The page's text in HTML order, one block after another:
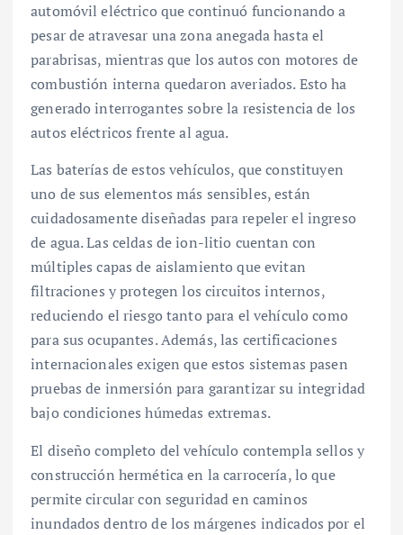
automóvil eléctrico que continuó funcionando a
pesar de atravesar una zona anegada hasta el
parabrisas, mientras que los autos con motores de
combustión interna quedaron averiados. Esto ha
generado interrogantes sobre la resistencia de los
autos eléctricos frente al agua.
Las baterías de estos vehículos, que constituyen
uno de sus elementos más sensibles, están
cuidadosamente diseñadas para repeler el ingreso
de agua. Las celdas de ion-litio cuentan con
múltiples capas de aislamiento que evitan
filtraciones y protegen los circuitos internos,
reduciendo el riesgo tanto para el vehículo como
para sus ocupantes. Además, las certificaciones
internacionales exigen que estos sistemas pasen
pruebas de inmersión para garantizar su integridad
bajo condiciones húmedas extremas.
El diseño completo del vehículo contempla sellos y
construcción hermética en la carrocería, lo que
permite circular con seguridad en caminos
inundados dentro de los márgenes indicados por el